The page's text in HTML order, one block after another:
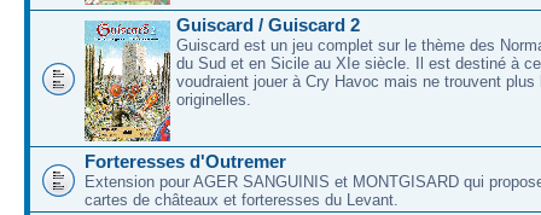
Guiscard / Guiscard 2
Guiscard est un jeu complet sur le thème des
du Sud et en Sicile au XIe siècle. Il est destiné à
voudraient jouer à Cry Havoc mais ne trouvent
originelles.
Forteresses d'Outremer
Extension pour AGER SANGUINIS et MONTGISARD qui
cartes de châteaux et forteresses du Levant.